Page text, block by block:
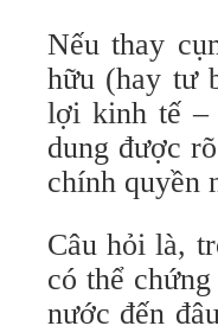
Nếu thay
hữu (hay tư
lợi kinh tế –
dung được
chính quyền
Câu hỏi là,
có thể
nước đến